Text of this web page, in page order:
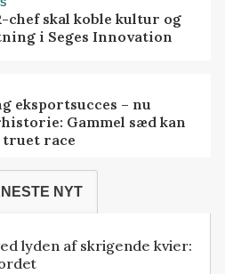
chef skal koble kultur og
i Seges Innovation
eksportsucces – nu
Gammel sæd kan
truet race
NYT
lyden af skrigende kvier: